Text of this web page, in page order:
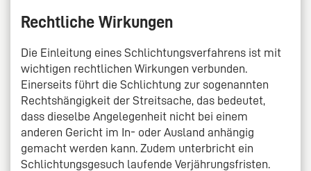
Rechtliche Wirkungen
Die Einleitung eines Schlichtungsverfahrens ist mit
wichtigen rechtlichen Wirkungen verbunden.
Einerseits führt die Schlichtung zur sogenannten
Rechtshängigkeit der Streitsache, das bedeutet,
dass dieselbe Angelegenheit nicht bei einem
anderen Gericht im In- oder Ausland anhängig
gemacht werden kann. Zudem unterbricht ein
Schlichtungsgesuch laufende Verjährungsfristen.